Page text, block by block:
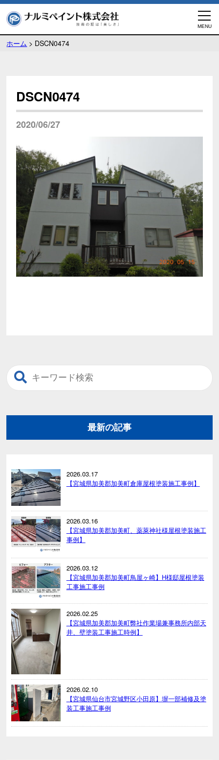
ホーム > DSCN0474
DSCN0474
2020/06/27
最新の記事
2026.03.17
【宮城県加美郡加美町倉庫屋根塗装施工事例】
2026.03.16
【宮城県加美郡加美町、薬萊神社様屋根塗装施工
事例】
2026.03.12
【宮城県加美郡加美町鳥屋ヶ崎】H様邸屋根塗装
工事施工事例
2026.02.25
【宮城県加美郡加美町弊社作業場兼事務所内部天
井、壁塗装工事施工時例】
2026.02.10
【宮城県仙台市宮城野区小田原】塀一部補修及塗
装工事施工事例